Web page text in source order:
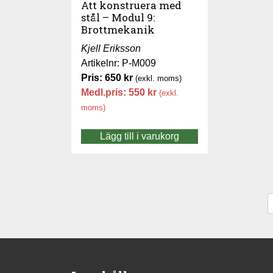
Att konstruera med
stål – Modul 9:
Brottmekanik
Kjell Eriksson
Artikelnr: P-M009
Pris: 650 kr (exkl. moms)
Medl.pris: 550 kr (exkl.
moms)
Lägg till i varukorg